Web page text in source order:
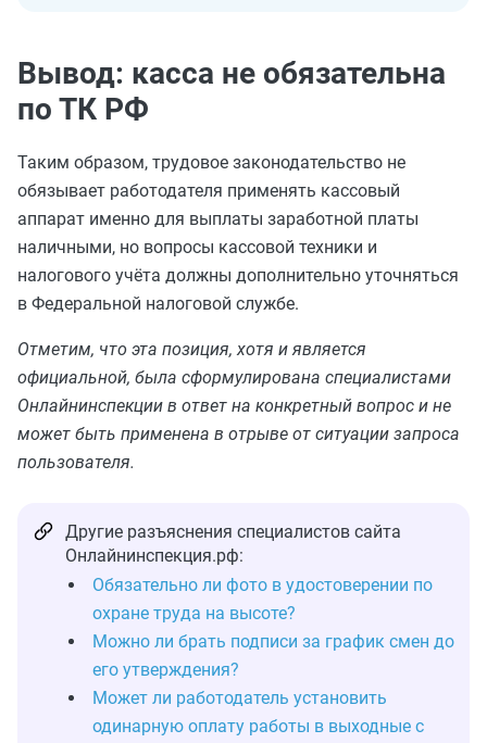
Вывод: касса не обязательна
по ТК РФ
Таким образом, трудовое законодательство не
обязывает работодателя применять кассовый
аппарат именно для выплаты заработной платы
наличными, но вопросы кассовой техники и
налогового учёта должны дополнительно уточняться
в Федеральной налоговой службе.
Отметим, что эта позиция, хотя и является
официальной, была сформулирована специалистами
Онлайнинспекции в ответ на конкретный вопрос и не
может быть применена в отрыве от ситуации запроса
пользователя.
Другие разъяснения специалистов сайта
Онлайнинспекция.рф:
Обязательно ли фото в удостоверении по
охране труда на высоте?
Можно ли брать подписи за график смен до
его утверждения?
Может ли работодатель установить
одинарную оплату работы в выходные с